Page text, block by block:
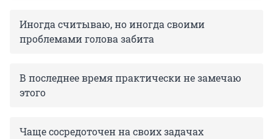
Иногда считываю, но иногда своими
проблемами голова забита
В последнее время практически не замечаю
этого
Чаще сосредоточен на своих задачах